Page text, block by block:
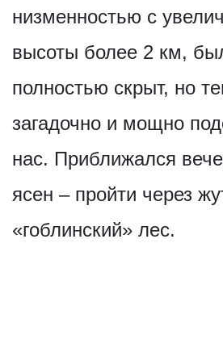
низменностью с
высоты более 2 км,
полностью скрыт, но
загадочно и мощно
нас. Приближался
ясен – пройти через
«гоблинский» лес.